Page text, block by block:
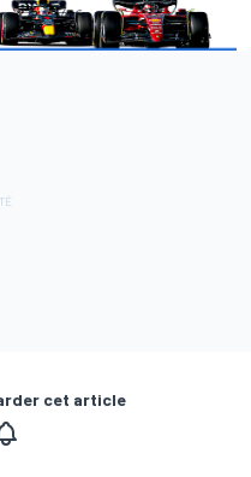
cet article